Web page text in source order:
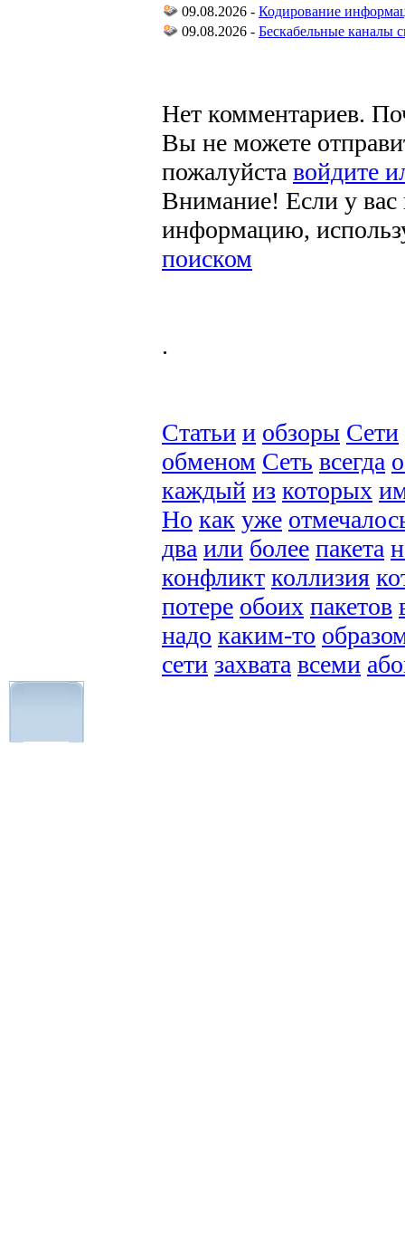
09.08.2026 - Кодирование
09.08.2026 - Бескабельные каналы
Нет комментариев.
Вы не можете
пожалуйста войдите
Внимание! Если у
информацию,
поиском
.
Статьи и обзоры Сети
обменом Сеть всегда
каждый из которых
Но как уже
два или более пакета
конфликт коллизия
потере обоих пакетов
надо каким-то
сети захвата всеми